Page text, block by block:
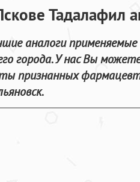
Тадалафил
аналоги применяемые
города. У нас Вы
признанных